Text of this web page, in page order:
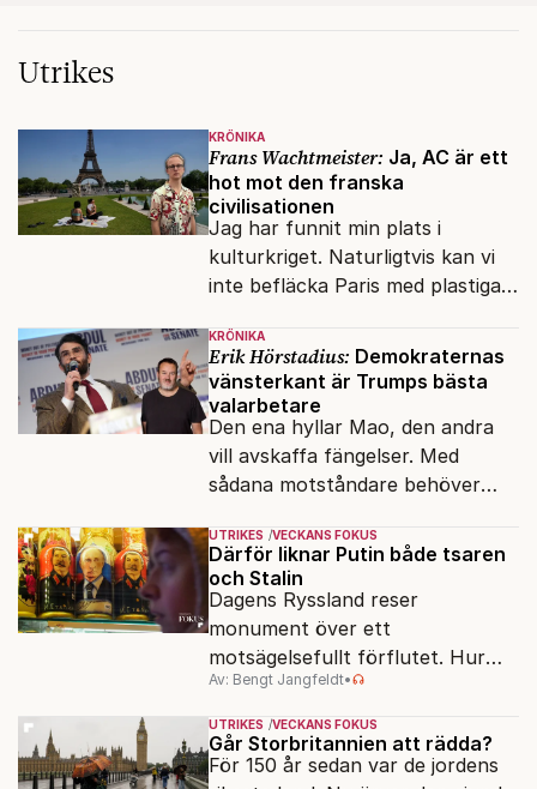
Utrikes
KRÖNIKA
Frans Wachtmeister: Ja, AC är ett
hot mot den franska
civilisationen
Jag har funnit min plats i
kulturkriget. Naturligtvis kan vi
inte befläcka Paris med plastiga
KRÖNIKA
Erik Hörstadius: Demokraternas
vänsterkant är Trumps bästa
valarbetare
Den ena hyllar Mao, den andra
vill avskaffa fängelser. Med
sådana motståndare behöver
vänner.
UTRIKES VECKANS FOKUS
Därför liknar Putin både tsaren
och Stalin
Dagens Ryssland reser
monument över ett
motsägelsefullt förflutet. Hur
kunde två revolutioner förändra
hela samhället – utan att rubba
den ryska statsidén?
Av: Bengt Jangfeldt•
UTRIKES VECKANS FOKUS
Går Storbritannien att rädda?
För 150 år sedan var de jordens